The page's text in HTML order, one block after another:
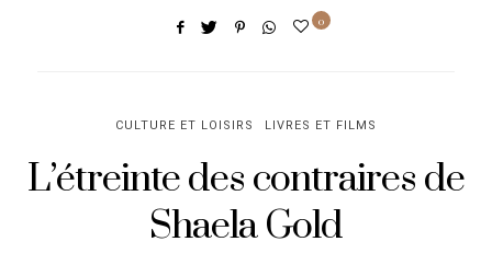
0
CULTURE ET LOISIRS LIVRES ET FILMS
L’étreinte des contraires de
Shaela Gold